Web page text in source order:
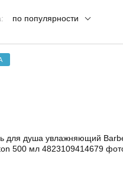
по популярности